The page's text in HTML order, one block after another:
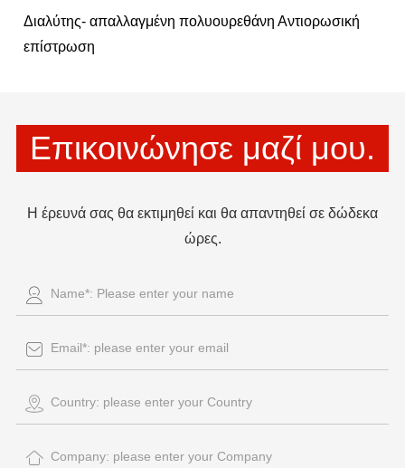
Διαλύτης- απαλλαγμένη πολυουρεθάνη Αντιορωσική
επίστρωση
Επικοινώνησε μαζί μου.
Η έρευνά σας θα εκτιμηθεί και θα απαντηθεί σε δώδεκα
ώρες.